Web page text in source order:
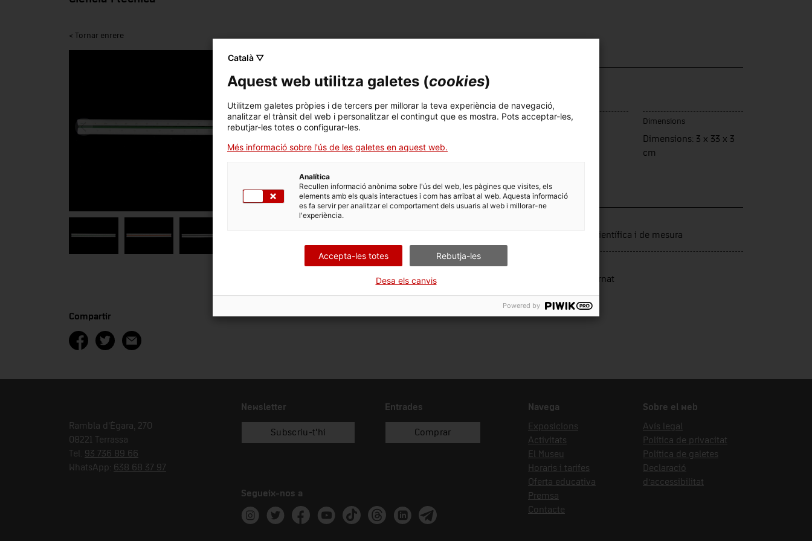
< Tornar enrere
Nom
Número d'inventari Datació Lloc de fabricació Dimensions
Dimensions: 3 x 33 x 3
cm
DADES DEL MUSEU
Àrea temàtica
Instrumentació científica i de mesura
Data d'ingrés Forma d'ingrés
donació Batista Roura, Bernat
Compartir
Rambla d'Ègara, 270
08221 Terrassa
Tel. 93 736 89 66
WhatsApp: 638 68 37 97
Newsletter
Subscriu-t'hi
Entrades
Comprar
Segueix-nos a
Instagram
TwitterFacebookYoutubeTik TokThreadsLinkedinTelegram
Navega
Exposicions
Activitats
El Museu
Horaris i tarifes
Oferta educativa
Premsa
Contacte
Sobre el web
Avís legal
Política de privacitat
Política de galetes
Declaració
d’accessibilitat
Català ▽
Aquest web utilitza galetes (cookies)
Utilitzem galetes pròpies i de tercers per millorar la teva experiència de navegació,
analitzar el trànsit del web i personalitzar el contingut que es mostra. Pots acceptar-les,
rebutjar-les totes o configurar-les.
Més informació sobre l'ús de les galetes en aquest web.
Analítica
Recullen informació anònima sobre l'ús del web, les pàgines que visites, els
elements amb els quals interactues i com has arribat al web. Aquesta informació
es fa servir per analitzar el comportament dels usuaris al web i millorar-ne
l'experiència.
Accepta-les totes Rebutja-les
Desa els canvis
Powered by